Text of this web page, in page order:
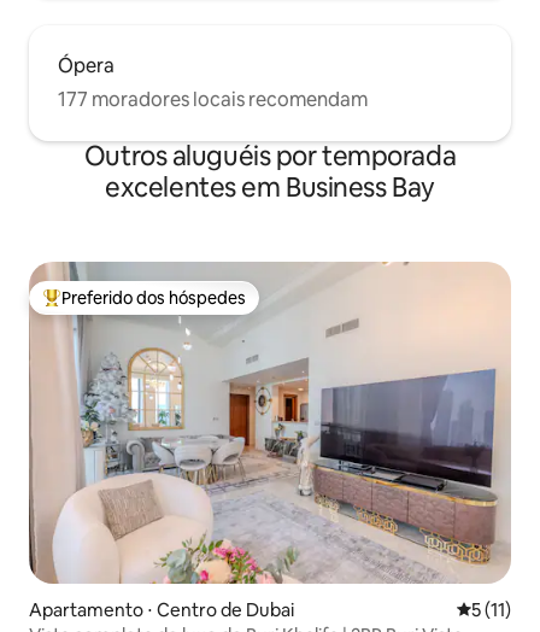
Ópera
177 moradores locais recomendam
Outros aluguéis por temporada
excelentes em Business Bay
Entre os melhores preferidos dos hóspedes
Preferido dos hóspedes
Apartamento ⋅ Centro de Dubai 5 de uma
5 (11)